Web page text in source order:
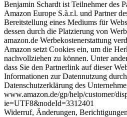
Benjamin Schardt ist Teilnehmer des
Amazon Europe S.à.r.l. und Partner
Bereitstellung eines Mediums für
dessen durch die Platzierung von
amazon.de Werbekostenerstattung
Amazon setzt Cookies ein, um die
nachvollziehen zu können. Unter
dass Sie den Partnerlink auf dieser
Informationen zur Datennutzung
Datenschutzerklärung des
www.amazon.de/gp/help/customer/
ie=UTF8&nodeId=3312401
Widerruf, Änderungen,